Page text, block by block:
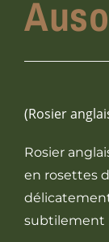
(Rosier
Rosier
en rosettes
subtilement